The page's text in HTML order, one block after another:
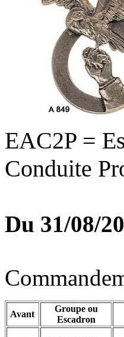
EAC2P =
Conduite
Du 31/08/
Avant
Groupe ou
Escadron